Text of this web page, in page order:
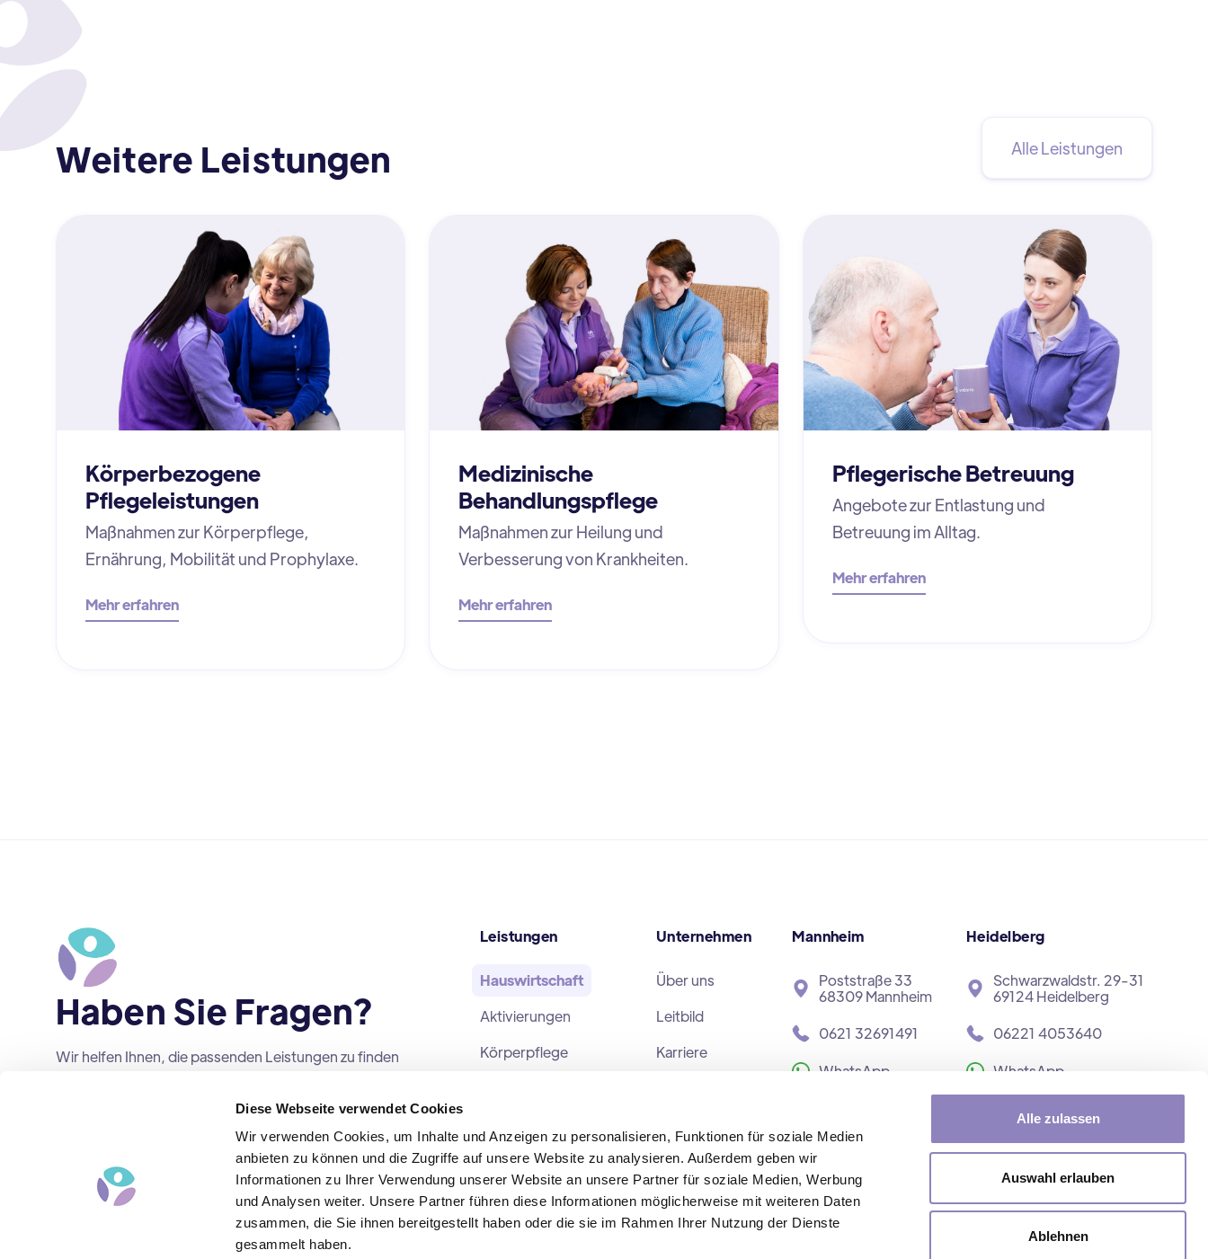
Diese Webseite verwendet Cookies
Wir verwenden Cookies, um Inhalte und Anzeigen zu personalisieren, Funktionen für soziale Medien
anbieten zu können und die Zugriffe auf unsere Website zu analysieren. Außerdem geben wir
Informationen zu Ihrer Verwendung unserer Website an unsere Partner für soziale Medien, Werbung
und Analysen weiter. Unsere Partner führen diese Informationen möglicherweise mit weiteren Daten
zusammen, die Sie ihnen bereitgestellt haben oder die sie im Rahmen Ihrer Nutzung der Dienste
gesammelt haben.
Alle zulassen
Auswahl erlauben
Ablehnen
Weitere Leistungen Alle Leistungen
Körperbezogene
Pflegeleistungen
Maßnahmen zur Körperpflege,
Ernährung, Mobilität und Prophylaxe.
Mehr erfahren
Medizinische
Behandlungspflege
Maßnahmen zur Heilung und
Verbesserung von Krankheiten.
Mehr erfahren
Pflegerische Betreuung
Angebote zur Entlastung und
Betreuung im Alltag.
Mehr erfahren
Haben Sie Fragen?
Wir helfen Ihnen, die passenden Leistungen zu finden
Fördermöglichkeiten, zu klären.
Leistungen
Hauswirtschaft
Aktivierungen
Körperpflege
Begleitungen
Unternehmen
Über uns
Leitbild
Karriere
Kontakt
Mannheim
Poststraße 33
68309 Mannheim
0621 32691491
WhatsApp
info@vidomi.de
Heidelberg
Schwarzwaldstr. 29-31
69124 Heidelberg
06221 4053640
WhatsApp
info@vidomi.de